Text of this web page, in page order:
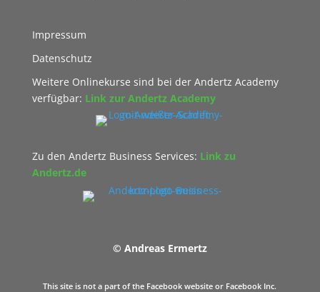
Impressum
Datenschutz
Weitere Onlinekurse sind bei der Andertz Academy
verfügbar: Link zur Andertz Academy
Zu den Andertz Business Services: Link zu
Andertz.de
© Andreas Ermertz
This site is not a part of the Facebook website or Facebook Inc.